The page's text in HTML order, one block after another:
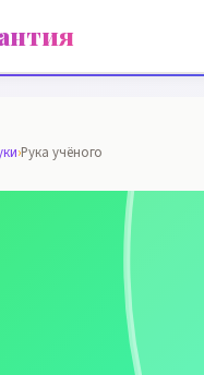
›Рука учёного